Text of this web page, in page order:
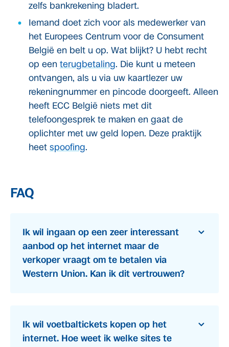
zelfs bankrekening bladert.
Iemand doet zich voor als medewerker van
het Europees Centrum voor de Consument
België en belt u op. Wat blijkt? U hebt recht
op een terugbetaling. Die kunt u meteen
ontvangen, als u via uw kaartlezer uw
rekeningnummer en pincode doorgeeft. Alleen
heeft ECC België niets met dit
telefoongesprek te maken en gaat de
oplichter met uw geld lopen. Deze praktijk
heet spoofing.
FAQ
Ik wil ingaan op een zeer interessant
aanbod op het internet maar de
verkoper vraagt om te betalen via
Western Union. Kan ik dit vertrouwen?
Ik wil voetbaltickets kopen op het
internet. Hoe weet ik welke sites te